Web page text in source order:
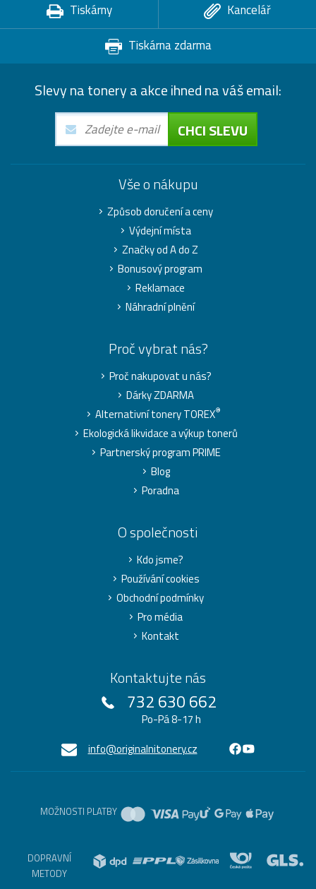
Tiskárny
Kancelář
Tiskárna zdarma
Slevy na tonery a akce ihned na váš email:
CHCI SLEVU
Vše o nákupu
Způsob doručení a ceny
Výdejní místa
Značky od A do Z
Bonusový program
Reklamace
Náhradní plnění
Proč vybrat nás?
Proč nakupovat u nás?
Dárky ZDARMA
Alternativní tonery TOREX®
Ekologická likvidace a výkup tonerů
Partnerský program PRIME
Blog
Poradna
O společnosti
Kdo jsme?
Používání cookies
Obchodní podmínky
Pro média
Kontakt
Kontaktujte nás
732 630 662
Po-Pá 8-17 h
info@originalnitonery.cz
MOŽNOSTI PLATBY
DOPRAVNÍ
METODY